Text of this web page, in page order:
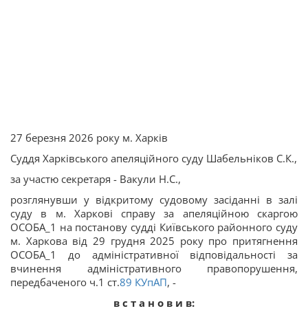
27 березня 2026 року м. Харків
Суддя Харківського апеляційного суду Шабельніков С.К.,
за участю секретаря - Вакули Н.С.,
розглянувши у відкритому судовому засіданні в залі
суду в м. Харкові справу за апеляційною
скаргою
ОСОБА_1 на постанову судді Київського районного суду
м. Харкова від 29 грудня 2025 року про притягнення
ОСОБА_1 до адміністративної відповідальності за
вчинення адміністративного правопорушення,
передбаченого ч.1 ст.89 КУпАП, -
в с т а н о в и в: